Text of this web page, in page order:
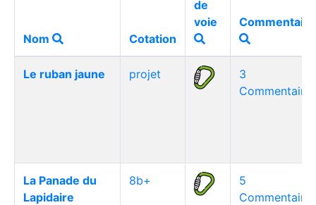
Nom Cotation
de
voie
Le ruban jaune projet
3
La Panade du
Lapidaire
8b+
5